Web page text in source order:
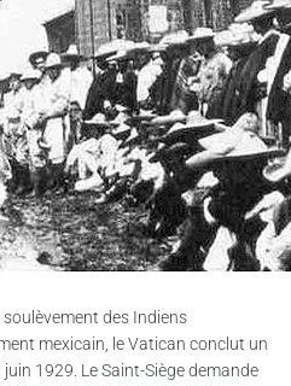
des Indiens
mexicain, le Vatican conclut un
1929. Le Saint-Siège demande